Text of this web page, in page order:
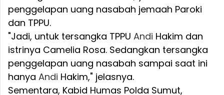
penggelapan uang nasabah jemaah Paroki
dan TPPU.
"Jadi, untuk tersangka TPPU Andi Hakim dan
istrinya Camelia Rosa. Sedangkan tersangka
penggelapan uang nasabah sampai saat ini
hanya Andi Hakim," jelasnya.
Sementara, Kabid Humas Polda Sumut,